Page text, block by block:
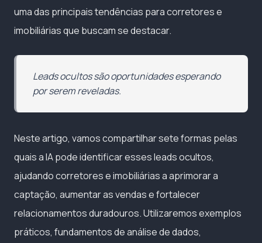
uma das principais tendências para corretores e
imobiliárias que buscam se destacar.
Leads ocultos são oportunidades esperando
por serem reveladas.
Neste artigo, vamos compartilhar sete formas pelas
quais a IA pode identificar esses leads ocultos,
ajudando corretores e imobiliárias a aprimorar a
captação, aumentar as vendas e fortalecer
relacionamentos duradouros. Utilizaremos exemplos
práticos, fundamentos de análise de dados,